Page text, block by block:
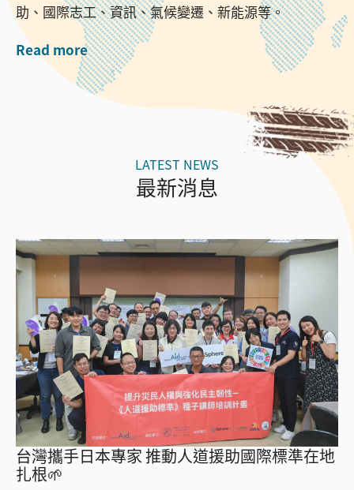
助、國際志工、資訊、氣候變遷、新能源等。
Read more
最新消息
台灣攜手日本專家 推動人道援助國際標準在地
扎根🌱